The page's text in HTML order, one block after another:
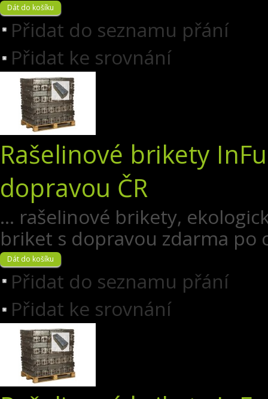
Přidat do seznamu přání
Přidat ke srovnání
Rašelinové brikety
dopravou ČR
... rašelinové brikety,
briket s dopravou zdarma po
Přidat do seznamu přání
Přidat ke srovnání